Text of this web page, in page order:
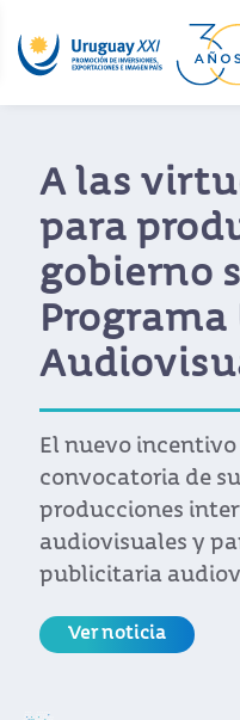
A las
para
gobierno
El nuevo
convocatoria de
producciones
audiovisuales y
publicitaria
Ver noticia